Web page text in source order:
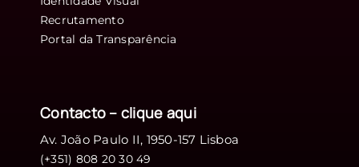
Recrutamento
Portal da Transparência
Contacto – clique aqui
Av. João Paulo II, 1950-157 Lisboa
(+351) 808 20 30 49